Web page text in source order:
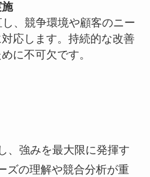
、競争環境や顧客のニー
応します。持続的な改善
に不可欠です。
、強みを最大限に発揮す
ズの理解や競合分析が重